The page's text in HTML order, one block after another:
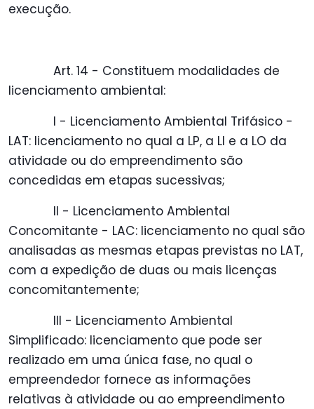
execução.
Art. 14 - Constituem modalidades de
licenciamento ambiental:
I - Licenciamento Ambiental Trifásico -
LAT: licenciamento no qual a LP, a LI e a LO da
atividade ou do empreendimento são
concedidas em etapas sucessivas;
II - Licenciamento Ambiental
Concomitante - LAC: licenciamento no qual são
analisadas as mesmas etapas previstas no LAT,
com a expedição de duas ou mais licenças
concomitantemente;
III - Licenciamento Ambiental
Simplificado: licenciamento que pode ser
realizado em uma única fase, no qual o
empreendedor fornece as informações
relativas à atividade ou ao empreendimento